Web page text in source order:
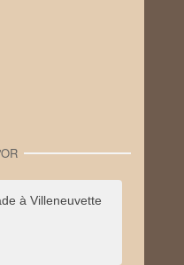
à Villeneuvette